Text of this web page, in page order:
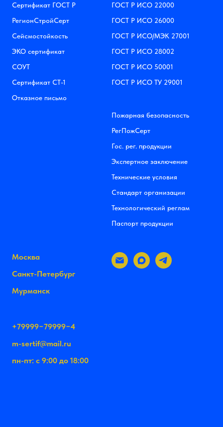
Сертификат ГОСТ Р
РегионСтройСерт
Сейсмостойкость
ЭКО сертификат
СОУТ
Сертификат СТ-1
Отказное письмо
ГОСТ Р ИСО 22000
ГОСТ Р ИСО 26000
ГОСТ Р ИСО/МЭК 27001
ГОСТ Р ИСО 28002
ГОСТ Р ИСО 50001
ГОСТ Р ИСО ТУ 29001
Пожарная безопасность
РегПожСерт
Гос. рег. продукции
Экспертное заключение
Технические условия
Стандарт организации
Технологический реглам
Паспорт продукции
Москва
Санкт-Петербург
Мурманск
+79999−79999−4
m-sertif@mail.ru
пн-пт: с 9:00 до 18:00